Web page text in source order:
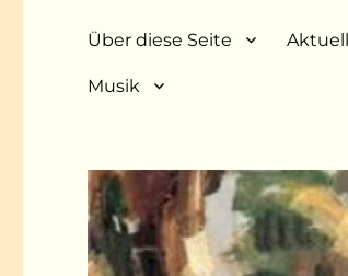
Über diese Seite
Musik